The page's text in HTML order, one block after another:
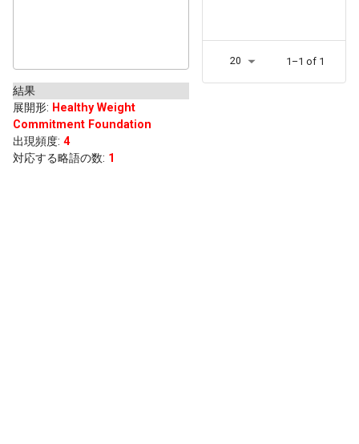
結果
展開形: Healthy Weight
Commitment Foundation
出現頻度: 4
対応する略語の数: 1
20 1–1 of 1